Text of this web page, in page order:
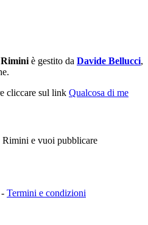
Rimini è gestito da Davide Bellucci,
cliccare sul link Qualcosa di me
Rimini e vuoi pubblicare
- Termini e condizioni